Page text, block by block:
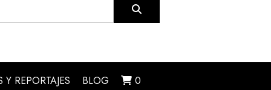
Y REPORTAJES BLOG 0